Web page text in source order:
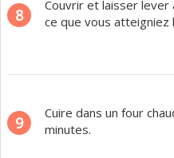
8
Couvrir et laisser lever
ce que vous atteigniez
9
Cuire dans un four
minutes.